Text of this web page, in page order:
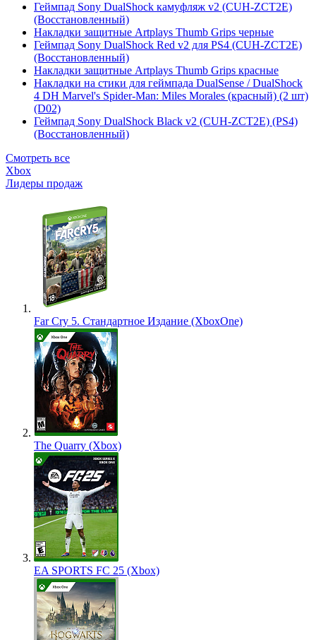
Геймпад Sony DualShock камуфляж v2 (CUH-ZCT2E)
(Восстановленный)
Накладки защитные Artplays Thumb Grips черные
Геймпад Sony DualShock Red v2 для PS4 (CUH-ZCT2E)
(Восстановленный)
Накладки защитные Artplays Thumb Grips красные
Накладки на стики для геймпада DualSense / DualShock
4 DH Marvel's Spider-Man: Miles Morales (красный) (2 шт)
(D02)
Геймпад Sony DualShock Black v2 (CUH-ZCT2E) (PS4)
(Восстановленный)
Смотреть все
Xbox
Лидеры продаж
Far Cry 5. Стандартное Издание (XboxOne)
The Quarry (Xbox)
EA SPORTS FC 25 (Xbox)